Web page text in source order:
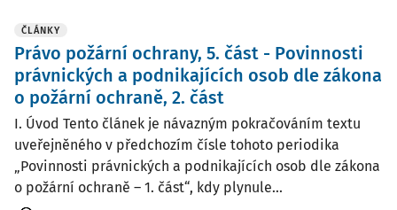
ČLÁNKY
Právo požární ochrany, 5. část - Povinnosti
právnických a podnikajících osob dle zákona
o požární ochraně, 2. část
I. Úvod Tento článek je návazným pokračováním textu
uveřejněného v předchozím čísle tohoto periodika
„Povinnosti právnických a podnikajících osob dle zákona
o požární ochraně – 1. část“, kdy plynule...